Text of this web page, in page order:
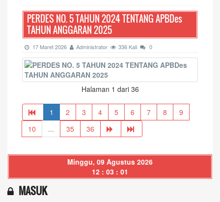
PERDES NO. 5 TAHUN 2024 TENTANG APBDes
TAHUN ANGGARAN 2025
17 Maret 2026 Administrator 336 Kali 0
Halaman 1 dari 36
1 2 3 4 5 6 7 8
9
10
... 35 36
Minggu, 09 Agustus 2026
12 : 03 : 01
MASUK